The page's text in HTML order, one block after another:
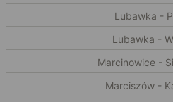
Lubawka -
Lubawka -
Marcinowice -
Marciszów -